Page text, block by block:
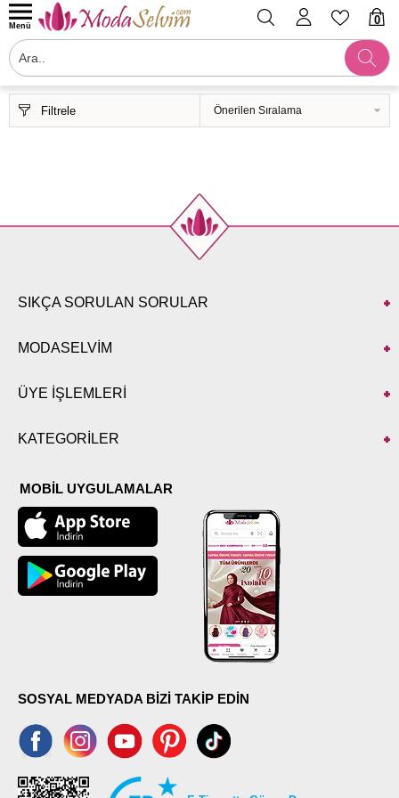
0
Menü
Filtrele
SIKÇA SORULAN SORULAR
MODASELVİM
ÜYE İŞLEMLERİ
KATEGORİLER
MOBİL UYGULAMALAR
SOSYAL MEDYADA BİZİ TAKİP EDİN